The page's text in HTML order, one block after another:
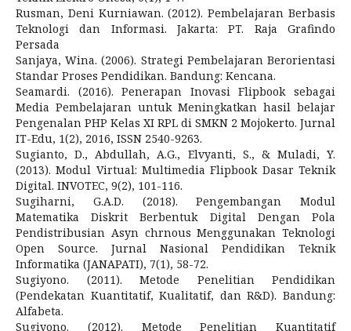
Rusman, Deni Kurniawan. (2012). Pembelajaran Berbasis
Teknologi dan Informasi. Jakarta: PT. Raja Grafindo
Persada
Sanjaya, Wina. (2006). Strategi Pembelajaran Berorientasi
Standar Proses Pendidikan. Bandung: Kencana.
Seamardi. (2016). Penerapan Inovasi Flipbook sebagai
Media Pembelajaran untuk Meningkatkan hasil belajar
Pengenalan PHP Kelas XI RPL di SMKN 2 Mojokerto. Jurnal
IT-Edu, 1(2), 2016, ISSN 2540-9263.
Sugianto, D., Abdullah, A.G., Elvyanti, S., & Muladi, Y.
(2013). Modul Virtual: Multimedia Flipbook Dasar Teknik
Digital. INVOTEC, 9(2), 101-116.
Sugiharni, G.A.D. (2018). Pengembangan Modul
Matematika Diskrit Berbentuk Digital Dengan Pola
Pendistribusian Asyn chrnous Menggunakan Teknologi
Open Source. Jurnal Nasional Pendidikan Teknik
Informatika (JANAPATI), 7(1), 58-72.
Sugiyono. (2011). Metode Penelitian Pendidikan
(Pendekatan Kuantitatif, Kualitatif, dan R&D). Bandung:
Alfabeta.
Sugiyono. (2012). Metode Penelitian Kuantitatif